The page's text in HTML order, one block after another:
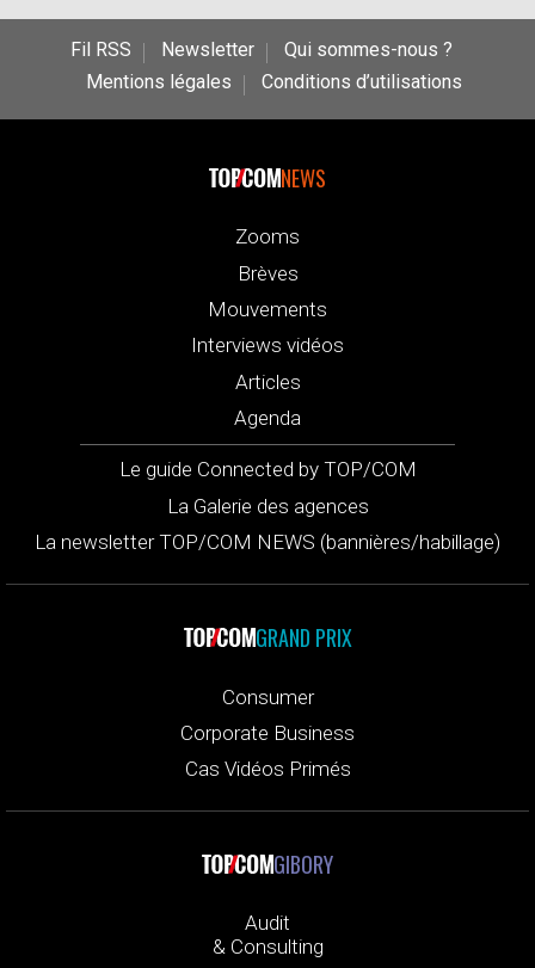
Fil RSS Newsletter
Qui sommes-nous ?
Mentions légales
Conditions d’utilisations
NEWS
Zooms
Brèves
Mouvements
Interviews vidéos
Articles
Agenda
Le guide Connected by TOP/COM
La Galerie des agences
La newsletter TOP/COM NEWS (bannières/habillage)
GRAND PRIX
Consumer
Corporate Business
Cas Vidéos Primés
GIBORY
Audit
& Consulting